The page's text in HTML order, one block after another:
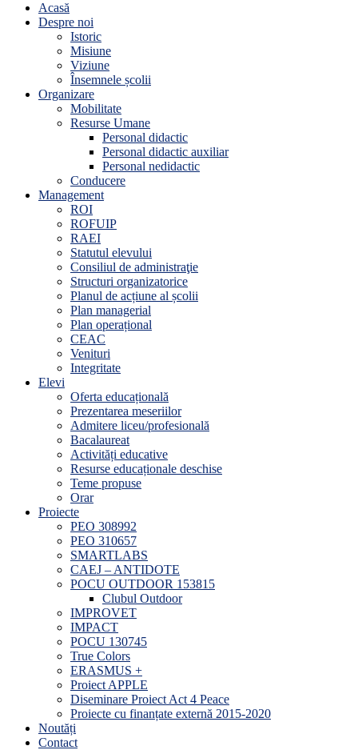
Acasă
Despre noi
Istoric
Misiune
Viziune
Însemnele școlii
Organizare
Mobilitate
Resurse Umane
Personal didactic
Personal didactic auxiliar
Personal nedidactic
Conducere
Management
ROI
ROFUIP
RAEI
Statutul elevului
Consiliul de administraţie
Structuri organizatorice
Planul de acțiune al școlii
Plan managerial
Plan operațional
CEAC
Venituri
Integritate
Elevi
Oferta educațională
Prezentarea meseriilor
Admitere liceu/profesională
Bacalaureat
Activități educative
Resurse educaționale deschise
Teme propuse
Orar
Proiecte
PEO 308992
PEO 310657
SMARTLABS
CAEJ – ANTIDOTE
POCU OUTDOOR 153815
Clubul Outdoor
IMPROVET
IMPACT
POCU 130745
True Colors
ERASMUS +
Proiect APPLE
Diseminare Proiect Act 4 Peace
Proiecte cu finanțate externă 2015-2020
Noutăți
Contact